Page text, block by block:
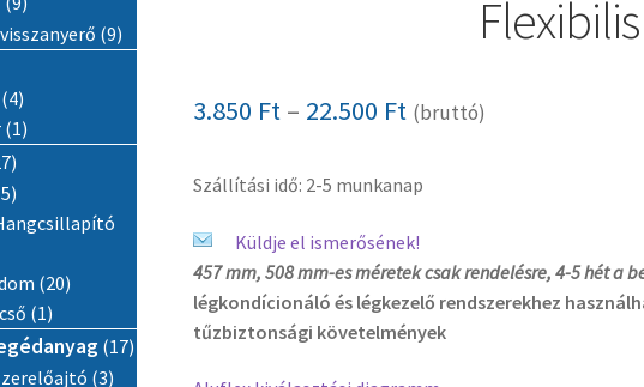
3.850 Ft – 22.500 FtÁrtartomány:
-
22.500 Ft
(bruttó)
Szállítási idő: 2-5 munkanap
Küldje el ismerősének!
457 mm, 508 mm-es méretek csak rendelésre, 4-5 hét a
légkondícionáló és légkezelő rendszerekhez
tűzbiztonsági követelmények
99 termék
44 termék
11 termék
27 termék
55 termék
2020 termék
11 termék
1717 termék
33 termék